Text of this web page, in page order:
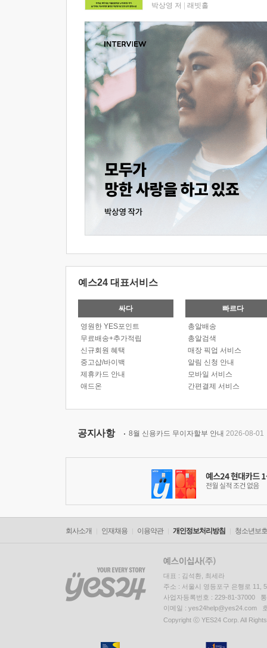
박상영 저 래빗홀
예스24 대표서비스
싸다
영원한 YES포인트
무료배송+추가적립
신규회원 혜택
중고샵/바이백
제휴카드 안내
애드온
빠르다
총알배송
총알검색
매장 픽업 서비스
알림 신청 안내
모바일 서비스
간편결제 서비스
공지사항 8월 신용카드 무이자할부 안내 2026-08-01
회사소개 인재채용 이용약관 개인정보처리방침 청소년보
대표 : 김석환, 최세라
주소 : 서울시 영등포구 은행로 11,
사업자등록번호 : 229-81-37000
이메일 : yes24help@yes24.com
Copyright ⓒ YES24 Corp. All